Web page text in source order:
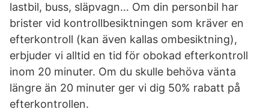
lastbil, buss, släpvagn… Om din personbil har
brister vid kontrollbesiktningen som kräver en
efterkontroll (kan även kallas ombesiktning),
erbjuder vi alltid en tid för obokad efterkontroll
inom 20 minuter. Om du skulle behöva vänta
längre än 20 minuter ger vi dig 50% rabatt på
efterkontrollen.